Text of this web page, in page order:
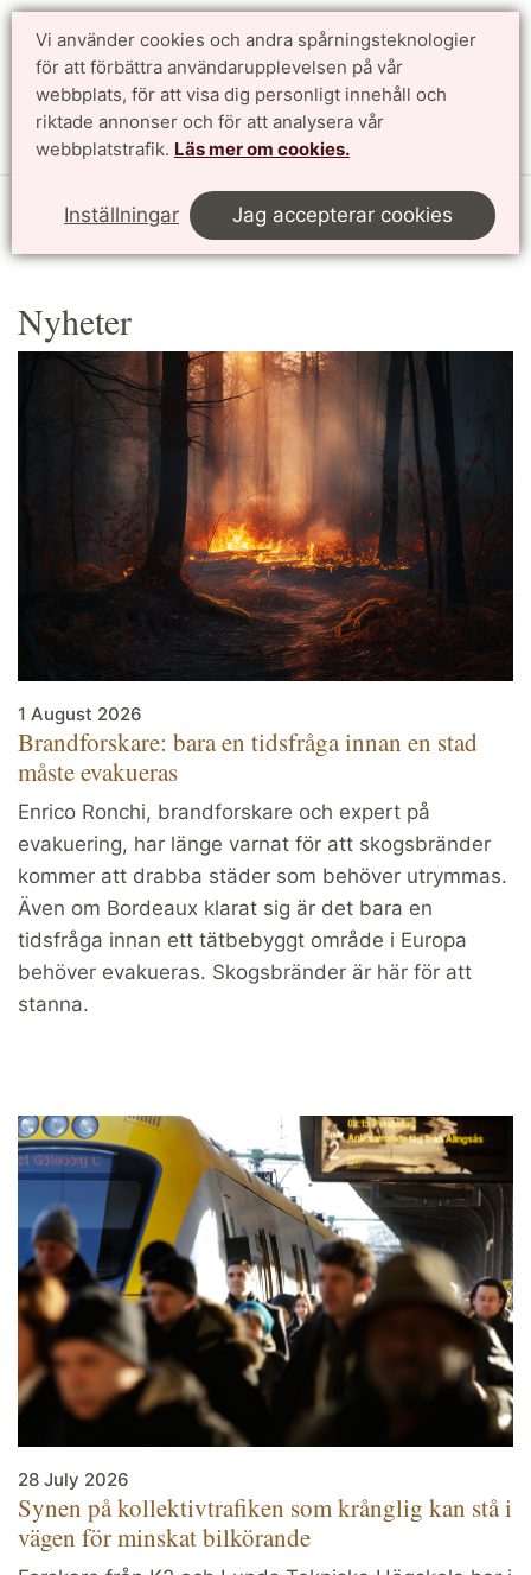
Vi använder cookies och andra spårningsteknologier
för att förbättra användarupplevelsen på vår
webbplats, för att visa dig personligt innehåll och
riktade annonser och för att analysera vår
webbplatstrafik. Läs mer om cookies.
Inställningar Jag accepterar cookies
Sök
Nyheter och press
Nyheter
1 August 2026
Brandforskare: bara en tidsfråga innan en stad
måste evakueras
Enrico Ronchi, brandforskare och expert på
evakuering, har länge varnat för att skogsbränder
kommer att drabba städer som behöver utrymmas.
Även om Bordeaux klarat sig är det bara en
tidsfråga innan ett tätbebyggt område i Europa
behöver evakueras. Skogsbränder är här för att
stanna.
28 July 2026
Synen på kollektivtrafiken som krånglig kan stå i
vägen för minskat bilkörande